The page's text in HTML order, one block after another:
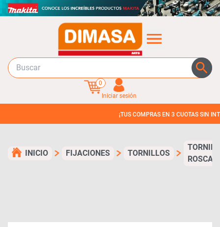
0
Iniciar sesión
¡TUS COMPRAS EN 3 CUOTAS SIN INTERES!
INICIO FIJACIONES TORNILLOS